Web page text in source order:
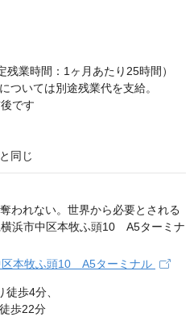
業時間：1ヶ月あたり25時間）
ついては別途残業代を支給。
です
同じ
本牧ふ頭10 A5ターミナル
歩4分、
歩22分